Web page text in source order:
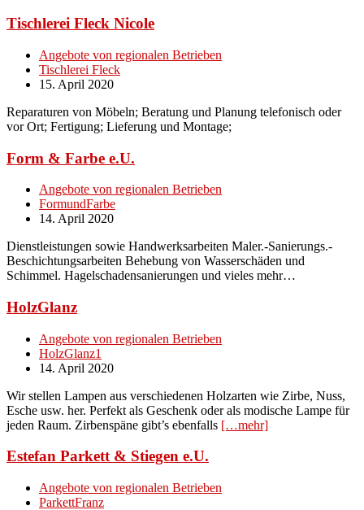
Tischlerei Fleck Nicole
Angebote von regionalen Betrieben
Tischlerei Fleck
15. April 2020
Reparaturen von Möbeln; Beratung und Planung telefonisch oder
vor Ort; Fertigung; Lieferung und Montage;
Form & Farbe e.U.
Angebote von regionalen Betrieben
FormundFarbe
14. April 2020
Dienstleistungen sowie Handwerksarbeiten Maler.-Sanierungs.-
Beschichtungsarbeiten Behebung von Wasserschäden und
Schimmel. Hagelschadensanierungen und vieles mehr…
HolzGlanz
Angebote von regionalen Betrieben
HolzGlanz1
14. April 2020
Wir stellen Lampen aus verschiedenen Holzarten wie Zirbe, Nuss,
Esche usw. her. Perfekt als Geschenk oder als modische Lampe für
jeden Raum. Zirbenspäne gibt’s ebenfalls […mehr]
Estefan Parkett & Stiegen e.U.
Angebote von regionalen Betrieben
ParkettFranz